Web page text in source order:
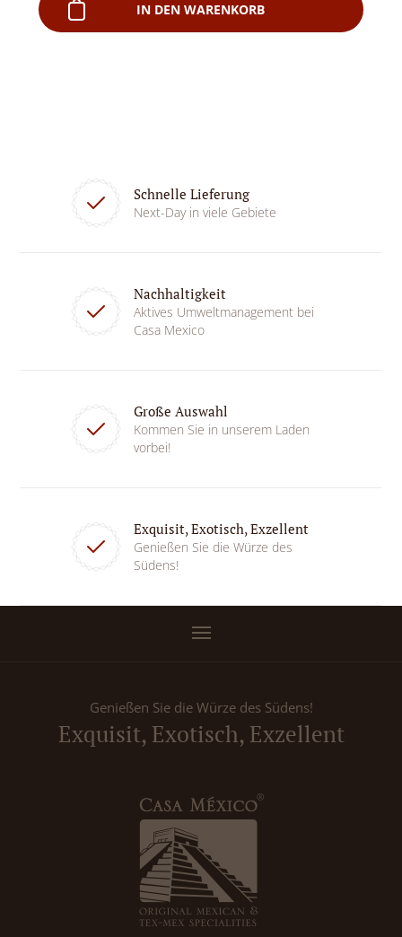
IN DEN WARENKORB
Schnelle Lieferung
Next-Day in viele Gebiete
Nachhaltigkeit
Aktives Umweltmanagement bei
Casa Mexico
Große Auswahl
Kommen Sie in unserem Laden
vorbei!
Exquisit, Exotisch, Exzellent
Genießen Sie die Würze des
Südens!
Genießen Sie die Würze des Südens!
Exquisit, Exotisch, Exzellent